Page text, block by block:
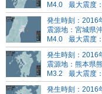
M4.0
最大震度
発生時刻：2016
震源地：宮城県
M4.0
最大震度
発生時刻：2016
震源地：熊本県
M3.2
最大震度
発生時刻：2016